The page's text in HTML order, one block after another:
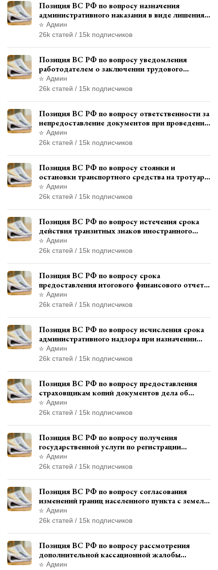
Позиция ВС РФ по вопросу назначения
административного наказания в виде лишения
права управления транспортными средствами
Админ
26k статей / 15k подписчиков
Позиция ВС РФ по вопросу уведомления
работодателем о заключении трудового
договора с бывшим государственным
служащим
Админ
26k статей / 15k подписчиков
Позиция ВС РФ по вопросу ответственности за
непредоставление документов при проведении
контроля и надзора
Админ
26k статей / 15k подписчиков
Позиция ВС РФ по вопросу стоянки и
остановки транспортного средства на тротуаре
и квалификации административного
правонарушения
Админ
26k статей / 15k подписчиков
Позиция ВС РФ по вопросу истечения срока
действия транзитных знаков иностранного
государства и отсутствия состава
административного правонарушения
Админ
26k статей / 15k подписчиков
Позиция ВС РФ по вопросу срока
предоставления итогового финансового отчета
кандидатом в соответствии с
законодательством о выборах
Админ
26k статей / 15k подписчиков
Позиция ВС РФ по вопросу исчисления срока
административного надзора при назначении
дополнительного наказания, отличного от
ограничения свободы
Админ
26k статей / 15k подписчиков
Позиция ВС РФ по вопросу предоставления
страховщикам копий документов дела об
административном правонарушении для
автотехнической экспертизы
Админ
26k статей / 15k подписчиков
Позиция ВС РФ по вопросу получения
государственной услуги по регистрации
транспортного средства через представителя
Админ
26k статей / 15k подписчиков
Позиция ВС РФ по вопросу согласования
изменений границ населенного пункта с земель
лесного фонда
Админ
26k статей / 15k подписчиков
Позиция ВС РФ по вопросу рассмотрения
дополнительной кассационной жалобы
адвоката в кассационной инстанции
Админ